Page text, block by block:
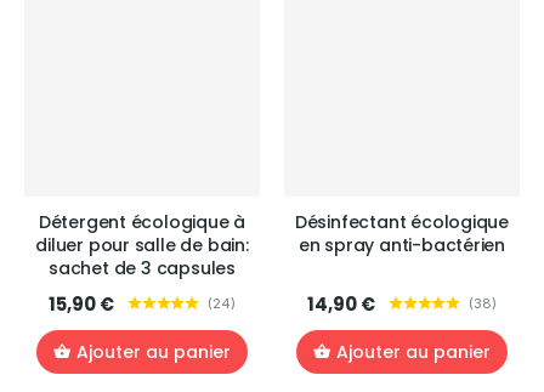
Détergent écologique à
diluer pour salle de bain:
sachet de 3 capsules
15,90 € (24)
Ajouter au panier
Désinfectant écologique
en spray anti-bactérien
14,90 € (38)
Ajouter au panier